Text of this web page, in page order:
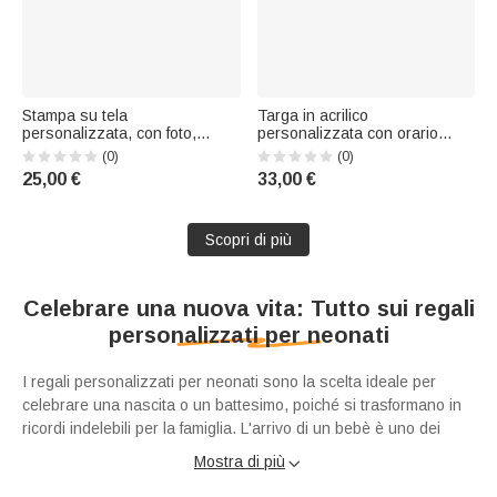
Stampa su tela
personalizzata, con foto,
dedica, testo e soprannome -
Regalo per Festa della
Mamma e Festa del Papà per
(0)
25,00 €
Targa in acrilico
personalizzata con orario
scolastico cancellabile o lucina
da notte con testo del titolo,
pennarello per lavagna bianca
inizio anno scolastico per
bambini
(0)
33,00 €
Scopri di più
Celebrare una nuova vita: Tutto sui regali
personalizzati per neonati
I regali personalizzati per neonati sono la scelta ideale per
celebrare una nascita o un battesimo, poiché si trasformano in
ricordi indelebili per la famiglia. L'arrivo di un bebè è uno dei
momenti più magici, emozionanti e travolgenti nella vita di una
famiglia. Per accogliere il nuovo arrivato con tutto l'affetto che
Mostra di più 